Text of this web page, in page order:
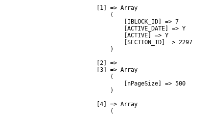
                            [1] => Array
                                (
                                    [IBLOCK_ID] => 7
                                    [ACTIVE_DATE] => Y
                                    [ACTIVE] => Y
                                    [SECTION_ID] => 2297
                                )
                            [2] =>
                            [3] => Array
                                (
                                    [nPageSize] => 500
                                )
                            [4] => Array
                                (